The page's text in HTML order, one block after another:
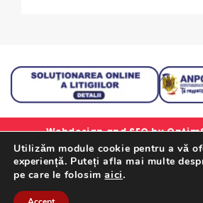
Webdesign and SEO by
simlorex.ro - Toate
Formular Retur Garantii
Utilizăm module cookie pentru a vă
experiență. Puteți afla mai multe
pe care le folosim aici.